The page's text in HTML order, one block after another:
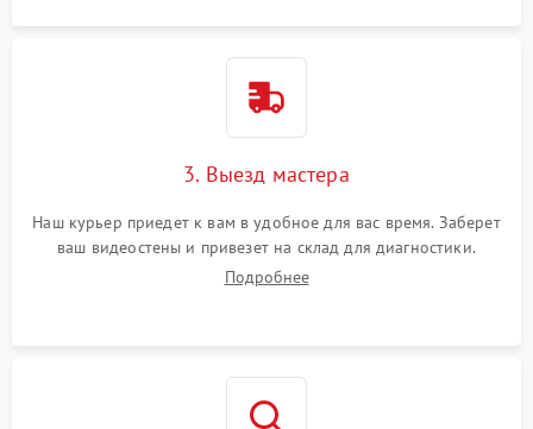
3. Выезд мастера
Наш курьер приедет к вам в удобное для вас время. Заберет
ваш видеостены и привезет на склад для диагностики.
Подробнее